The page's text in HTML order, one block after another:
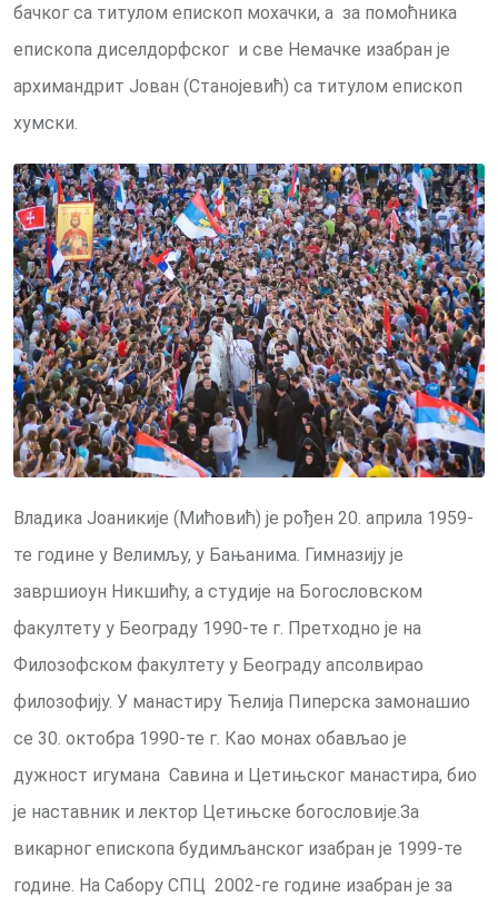
бачког са титулом епископ мохачки, а за помоћника
епископа диселдорфског и све Немачке изабран је
архимандрит Јован (Станојевић) са титулом епископ
хумски.
Владика Јоаникије (Мићовић) је рођен 20. априла 1959-
те године у Велимљу, у Бањанима. Гимназију је
завршиоун Никшићу, а студије на Богословском
факултету у Београду 1990-те г. Претходно је на
Филозофском факултету у Београду апсолвирао
филозофију. У манастиру Ћелија Пиперска замонашио
се 30. октобра 1990-те г. Као монах обављао је
дужност игумана Савина и Цетињског манастира, био
је наставник и лектор Цетињске богословије.За
викарног епископа будимљанског изабран је 1999-те
године. На Сабору СПЦ 2002-ге године изабран је за